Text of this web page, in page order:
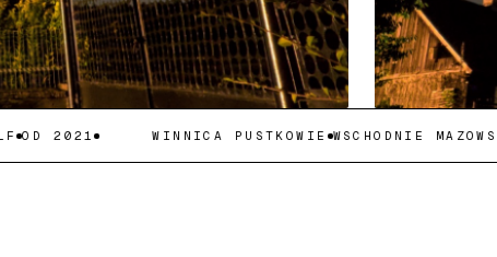
2021 WINNICA PUSTKOWIE WSCHODNIE MAZOWSZE